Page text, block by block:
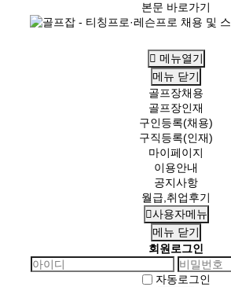
본문 바로가기
메뉴열기
메뉴 닫기
골프장채용
골프장인재
구인등록(채용)
구직등록(인재)
마이페이지
이용안내
공지사항
월급,취업후기
사용자메뉴
메뉴 닫기
회원로그인
자동로그인